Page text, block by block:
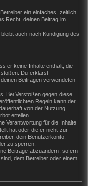
ein einfaches, zeitlich
Recht, deinen Beitrag im
auch nach Kündigung des
er keine Inhalte enthält, die
Du erklärst
Beiträgen verwendeten
Bei Verstößen gegen diese
Regeln kann der
von der Nutzung
erteilen.
Verantwortung für die Inhalte
hat oder die er nicht zur
dein Benutzerkonto,
zu sperren.
Beiträge abzuändern, sofern
dem Betreiber oder einem